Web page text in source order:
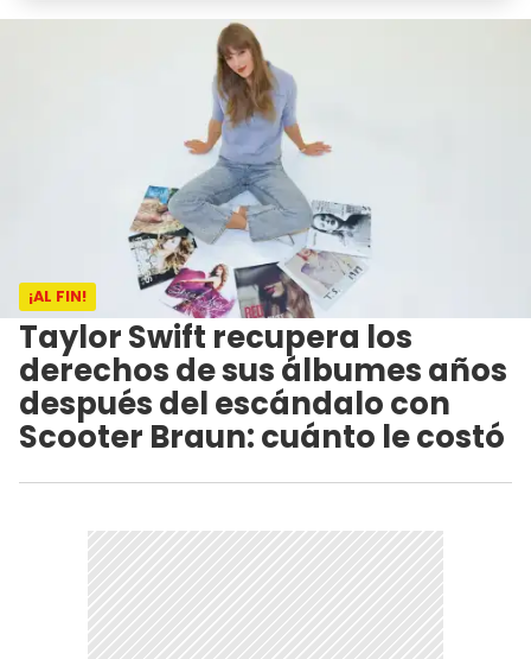
¡AL FIN!
Taylor Swift recupera los
derechos de sus álbumes años
después del escándalo con
Scooter Braun: cuánto le costó